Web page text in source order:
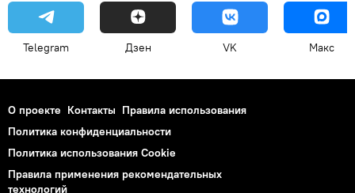
Telegram Дзен VK Макс
О проекте Контакты Правила использования
Политика конфиденциальности
Политика использования Cookie
Правила применения рекомендательных
технологий